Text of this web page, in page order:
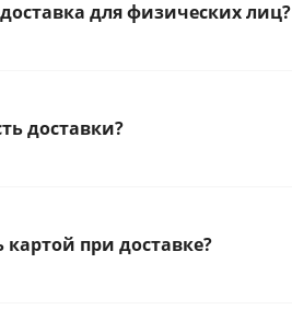
для физических лиц?
доставки?
при доставке?